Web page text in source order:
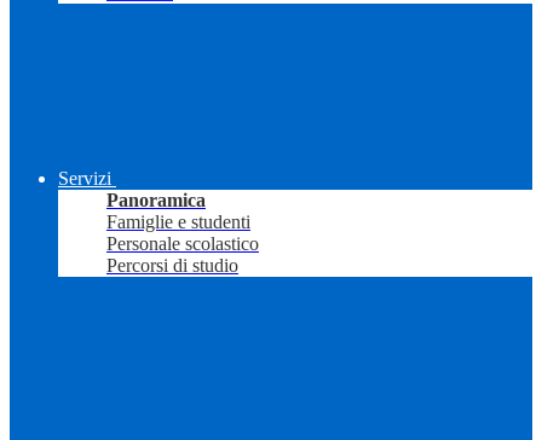
Servizi
Panoramica
Famiglie e studenti
Personale scolastico
Percorsi di studio